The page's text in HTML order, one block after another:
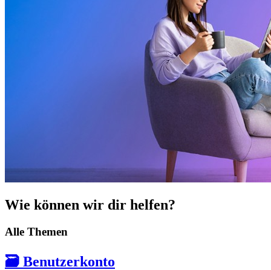
Wie können wir dir helfen?
Alle Themen
🗃️ Benutzerkonto